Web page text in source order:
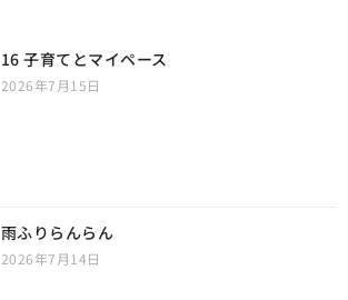
16 子育てとマイペース
2026年7月15日
雨ふりらんらん
2026年7月14日